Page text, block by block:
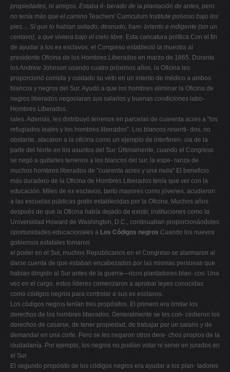
propiedades, ni amigos. Estaba li- berado de la plantación de antes, pero
no tenía más que el camino Teachers' Curriculum Institute polvoso bajo los
pies… Sí que lo habían soltado, desnudo, ham- briento e indigente (sin un
centavo), a que viviera bajo el cielo libre. Esta caricatura política Con el fin
de ayudar a los ex esclavos, el Congreso estableció la muestra al
presidente Oficina de los Hombres Liberados en marzo de 1865. Durante
los Andrew Johnson usando cuatro próximos años, la Oficina les
proporcionó comida y cuidado su veto en un intento de médico a ambos
blancos y negros del Sur. Ayudó a que los hombres eliminar la Oficina de
negros liberados negociaran sus salarios y buenas condiciones labo-
Hombres Liberados.
rales. Además, les distribuyó terrenos en parcelas de cuarenta acres a "los
refugiados leales y los hombres liberados". Los blancos resenti- dos, no
obstante, atacaron a la oficina como un ejemplo de interferen- cia de la
parte del Norte en los asuntos del Sur. Últimamente, cuando el Congreso
se negó a quitarles terrenos a los blancos del sur, la espe- ranza de
muchos hombres liberados de "cuarenta acres y una mula" El beneficio
más duradero de la Oficina de Hombres Liberados tenía que ver con la
educación. Miles de ex esclavos, tanto mayores como jóvenes, acudieron
a las escuelas públicas gratis establecidas por la Oficina. Muchos años
después de que la Oficina había dejado de existir, instituciones como la
Universidad Howard de Washington, D.C., continuaban proporcionándoles
oportunidades educacionales a Los Códigos negros Cuando los nuevos
gobiernos estatales tomaron
el poder en el Sur, muchos Republicanos en el Congreso se alarmaron al
darse cuenta de que estaban encabezados por las mismas personas que
habían dirigido al Sur antes de la guerra—ricos plantadores blan- cos. Una
vez en el cargo, estos líderes comenzaron a aprobar leyes conocidas
como códigos negros para controlar a sus ex esclavos.
Los códigos negros tenían tres propósitos. El primero era limitar los
derechos de los hombres liberados. Generalmente se les con- cedieron los
derechos de casarse, de tener propiedad, de trabajar por un salario y de
demandar en una corte. Pero se les negaron otros dere- chos propios de la
ciudadanía. Por ejemplo, los negros no podían votar ni servir en jurados en
el Sur.
El segundo propósito de los códigos negros era ayudar a los plan- tadores